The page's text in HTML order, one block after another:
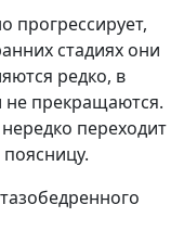
прогрессирует,
стадиях они
редко, в
не прекращаются.
переходит